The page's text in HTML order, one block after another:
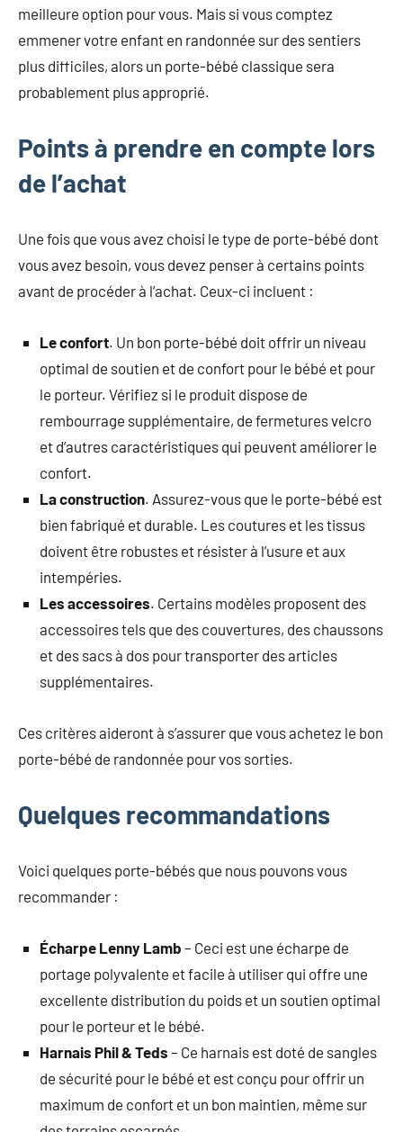
meilleure option pour vous. Mais si vous comptez
emmener votre enfant en randonnée sur des sentiers
plus difficiles, alors un porte-bébé classique sera
probablement plus approprié.
Points à prendre en compte lors
de l’achat
Une fois que vous avez choisi le type de porte-bébé dont
vous avez besoin, vous devez penser à certains points
avant de procéder à l’achat. Ceux-ci incluent :
Le confort. Un bon porte-bébé doit offrir un niveau
optimal de soutien et de confort pour le bébé et pour
le porteur. Vérifiez si le produit dispose de
rembourrage supplémentaire, de fermetures velcro
et d’autres caractéristiques qui peuvent améliorer le
confort.
La construction. Assurez-vous que le porte-bébé est
bien fabriqué et durable. Les coutures et les tissus
doivent être robustes et résister à l’usure et aux
intempéries.
Les accessoires. Certains modèles proposent des
accessoires tels que des couvertures, des chaussons
et des sacs à dos pour transporter des articles
supplémentaires.
Ces critères aideront à s’assurer que vous achetez le bon
porte-bébé de randonnée pour vos sorties.
Quelques recommandations
Voici quelques porte-bébés que nous pouvons vous
recommander :
Écharpe Lenny Lamb – Ceci est une écharpe de
portage polyvalente et facile à utiliser qui offre une
excellente distribution du poids et un soutien optimal
pour le porteur et le bébé.
Harnais Phil & Teds – Ce harnais est doté de sangles
de sécurité pour le bébé et est conçu pour offrir un
maximum de confort et un bon maintien, même sur